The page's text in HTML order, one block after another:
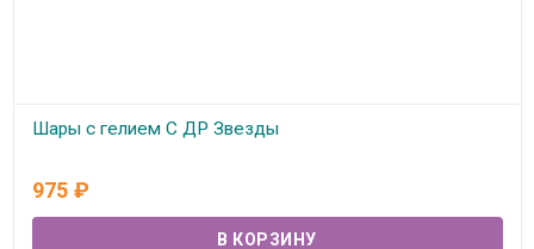
Шары с гелием С ДР Звезды
975 ₽